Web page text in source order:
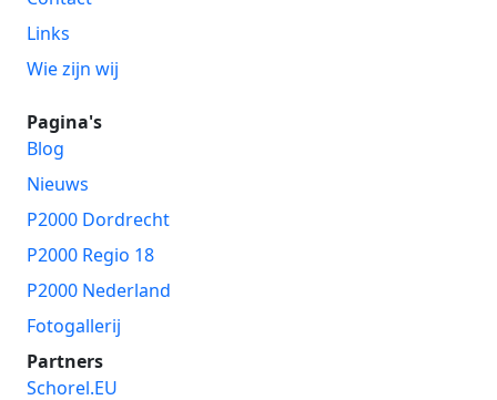
Links
Wie zijn wij
Pagina's
Blog
Nieuws
P2000 Dordrecht
P2000 Regio 18
P2000 Nederland
Fotogallerij
Partners
Schorel.EU